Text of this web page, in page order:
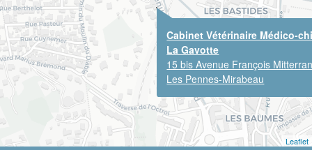
Cabinet Vétérinaire Médico-
La Gavotte
15 bis Avenue François
Les Pennes-Mirabeau
Leaflet